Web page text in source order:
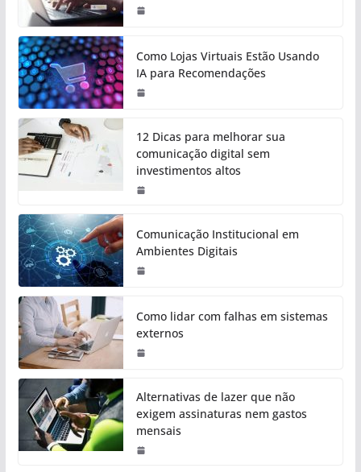
Como Lojas Virtuais Estão Usando
IA para Recomendações
12 Dicas para melhorar sua
comunicação digital sem
investimentos altos
Comunicação Institucional em
Ambientes Digitais
Como lidar com falhas em sistemas
externos
Alternativas de lazer que não
exigem assinaturas nem gastos
mensais